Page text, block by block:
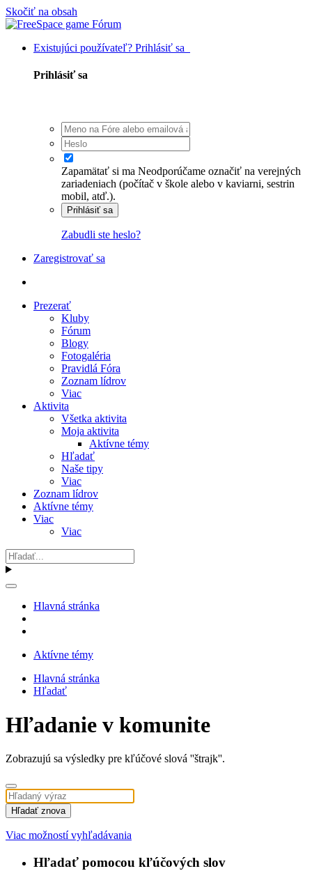
Skočiť na obsah
Existujúci používateľ? Prihlásiť sa
Prihlásiť sa
Zapamätať si ma Neodporúčame označiť na verejných
zariadeniach (počítač v škole alebo v kaviarni, sestrin
mobil, atď.).
Prihlásiť sa
Zabudli ste heslo?
Zaregistrovať sa
Prezerať
Kluby
Fórum
Blogy
Fotogaléria
Pravidlá Fóra
Zoznam lídrov
Viac
Aktivita
Všetka aktivita
Moja aktivita
Aktívne témy
Hľadať
Naše tipy
Viac
Zoznam lídrov
Aktívne témy
Viac
Viac
Hlavná stránka
Aktívne témy
Hlavná stránka
Hľadať
Hľadanie v komunite
Zobrazujú sa výsledky pre kľúčové slová ''štrajk''.
Hľadať znova
Viac možností vyhľadávania
Hľadať pomocou kľúčových slov